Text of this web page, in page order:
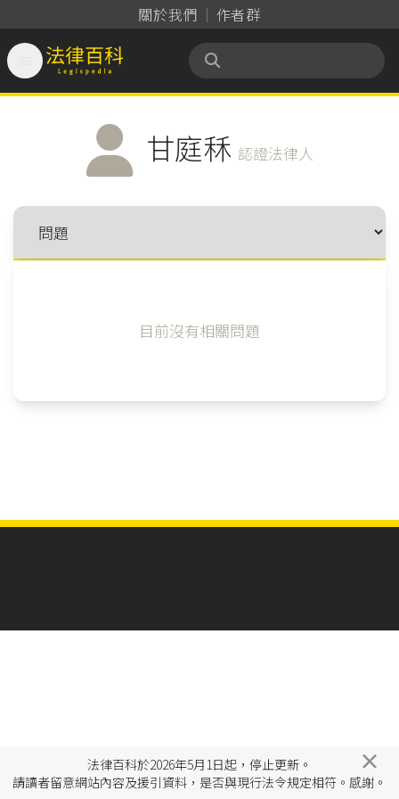
關於我們 作者群
法律百科 Legispedia
甘庭秝 認證法律人
目前沒有相關問題
法律百科於2026年5月1日起，停止更新。
請讀者留意網站內容及援引資料，是否與現行法令規定相符。感謝。
×